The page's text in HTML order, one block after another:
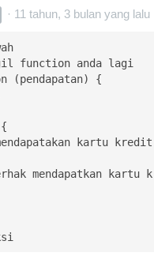
· 11 tahun, 3 bulan yang lalu
function anda lagi
(pendapatan) {